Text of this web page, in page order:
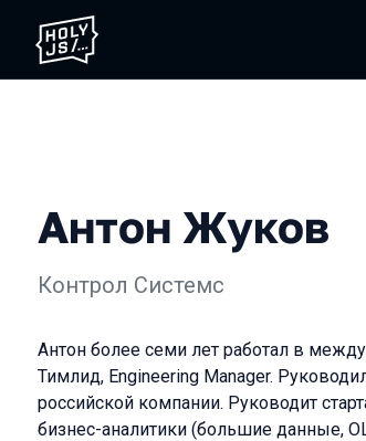
Антон Жуков
Контрол Системс
Антон более семи лет работал в
Тимлид, Engineering Manager.
российской компании. Руководит
бизнес-аналитики (большие данные,